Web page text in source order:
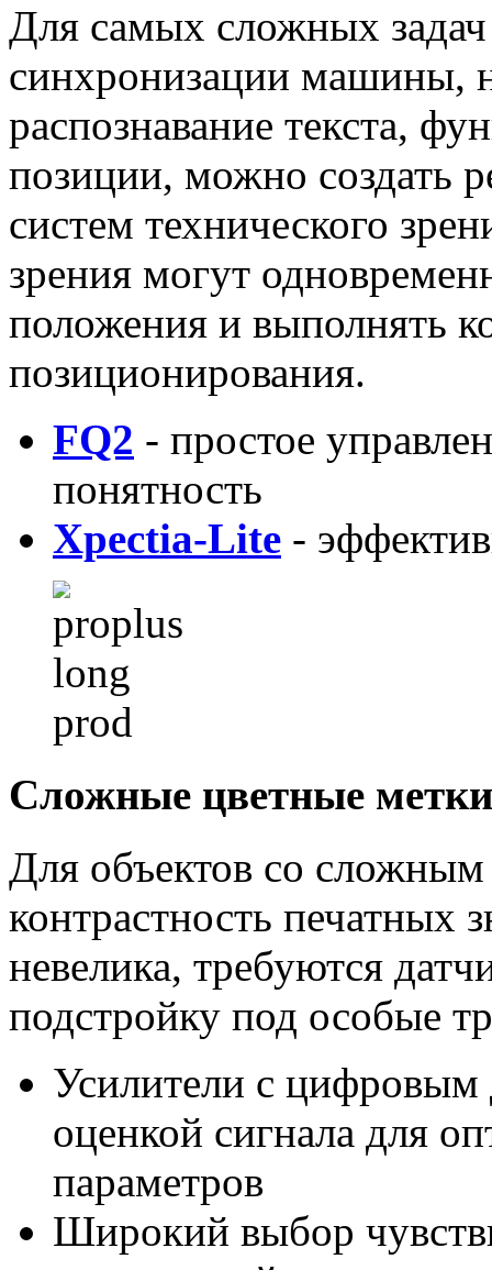
Для самых сложных
синхронизации машины,
распознавание текста,
позиции, можно создать
систем технического
зрения могут
положения и выполнять
позиционирования.
FQ2 - простое
понятность
Xpectia-Lite -
Сложные цветные
Для объектов со
контрастность печатных
невелика, требуются
подстройку под особые
Усилители с
оценкой сигнала для
параметров
Широкий выбор